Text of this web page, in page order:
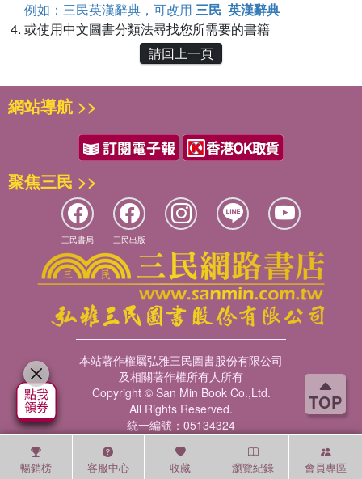
TOP
例如：三民英漢辭典，可改用 三民 英漢辭典
或使用中文圖書分類法尋找您所需要的書籍
請回上一頁
暢銷榜 客服中心 收藏 瀏覽紀錄 會員專區
網站導航 >>
聚焦三民 >>
三民書局 三民出版
本站著作權屬弘雅三民圖書股份有限公司
及相關著作權所有人所有
Copyright © San Min Book Co.,Ltd.
All Rights Reserved.
統一編號：05134324